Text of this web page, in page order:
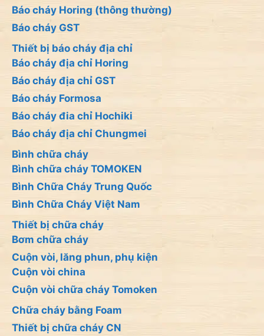
Báo cháy Horing (thông thường)
Báo cháy GST
Thiết bị báo cháy địa chỉ
Báo cháy địa chỉ Horing
Báo cháy địa chỉ GST
Báo cháy Formosa
Báo cháy đia chỉ Hochiki
Báo cháy địa chỉ Chungmei
Bình chữa cháy
Bình chữa cháy TOMOKEN
Bình Chữa Cháy Trung Quốc
Bình Chữa Cháy Việt Nam
Thiết bị chữa cháy
Bơm chữa cháy
Cuộn vòi, lăng phun, phụ kiện
Cuộn vòi china
Cuộn vòi chữa cháy Tomoken
Chữa cháy bằng Foam
Thiết bị chữa cháy CN